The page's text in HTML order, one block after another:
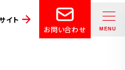
イト
お問い合わせ